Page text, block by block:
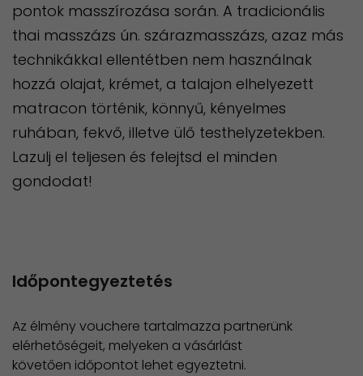
pontok masszírozása során. A tradicionális
thai masszázs ún. szárazmasszázs, azaz más
technikákkal ellentétben nem használnak
hozzá olajat, krémet, a talajon elhelyezett
matracon történik, könnyű, kényelmes
ruhában, fekvő, illetve ülő testhelyzetekben.
Lazulj el teljesen és felejtsd el minden
gondodat!
Időpontegyeztetés
Az élmény vouchere tartalmazza partnerünk
elérhetőségeit, melyeken a vásárlást
követően időpontot lehet egyeztetni.